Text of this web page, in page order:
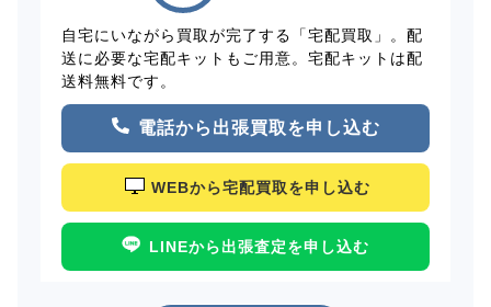
自宅にいながら買取が完了する「宅配買取」。配
送に必要な宅配キットもご用意。宅配キットは配
送料無料です。
電話から出張買取を申し込む
WEBから宅配買取を申し込む
LINEから出張査定を申し込む